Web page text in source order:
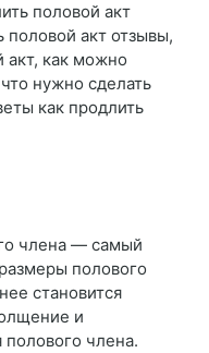
половой акт
половой акт отзывы,
акт, как можно
нужно сделать
как продлить
члена — самый
полового
становится
и
члена.